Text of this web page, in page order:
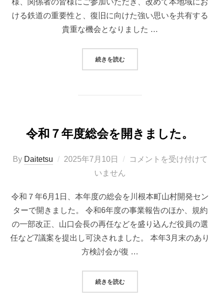
ける鉄道の重要性と、復旧に向けた強い思いを共有する
貴重な機会となりました …
続きを読む“フォーラム「大井川鉄道全線復旧
令和７年度総会を開きました。
By Daitetsu
投
2025年7月10日
コメントを受け付けて
いません
令和７年6月1日、本年度の総会を川根本町山村開発セン
ターで開きました。 令和6年度の事業報告のほか、規約
の一部改正、山口会長の再任などを盛り込んだ役員の選
任など7議案を提出し可決されました。 本年3月末のあり
方検討会が復 …
続きを読む“令和７年度総会を開きました。”